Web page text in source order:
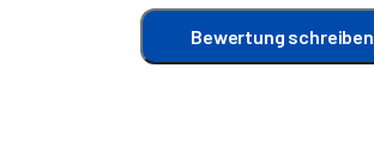
Bewertung schreiben